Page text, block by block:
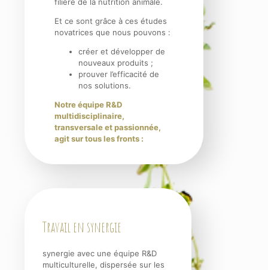
Et ce sont grâce à ces études
novatrices que nous pouvons :
créer et développer de
nouveaux produits ;
prouver l’efficacité de
nos solutions.
Notre équipe R&D
multidisciplinaire,
transversale et passionnée,
agit sur tous les fronts :
Travail en synergie
synergie avec une équipe R&D
multiculturelle, dispersée sur les